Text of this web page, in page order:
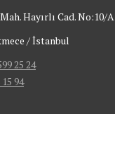
Hayırlı Cad. No:10/A
/ İstanbul
25 24
94